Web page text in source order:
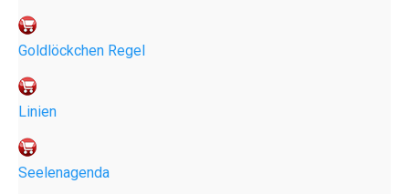
Goldlöckchen Regel
Linien
Seelenagenda